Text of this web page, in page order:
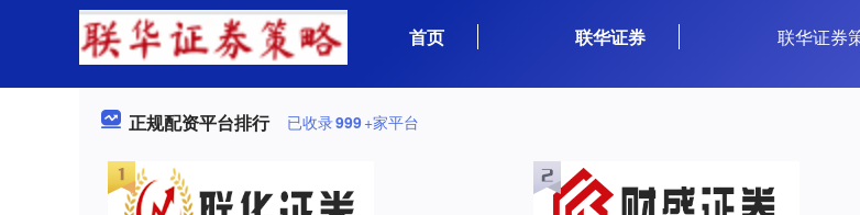
首页 联华证券 联华证券
正规配资平台排行 已收录999+家平台